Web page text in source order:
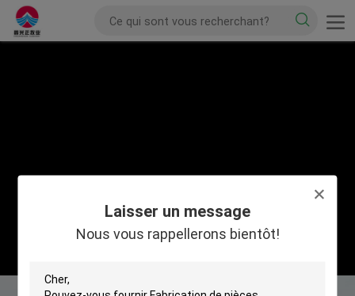
Laisser un message
Nous vous rappellerons bientôt!